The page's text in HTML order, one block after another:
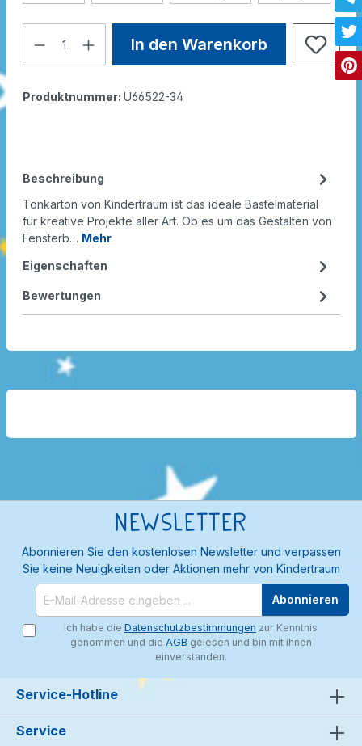
In den Warenkorb
Produktnummer: U66522-34
Beschreibung
Tonkarton von Kindertraum ist das ideale Bastelmaterial
für kreative Projekte aller Art. Ob es um das Gestalten von
Fensterb… Mehr
Eigenschaften
Bewertungen
Newsletter
Abonnieren Sie den kostenlosen Newsletter und verpassen
Sie keine Neuigkeiten oder Aktionen mehr von Kindertraum
Abonnieren
Ich habe die Datenschutzbestimmungen zur Kenntnis
genommen und die AGB gelesen und bin mit ihnen
einverstanden.
Service-Hotline
Service